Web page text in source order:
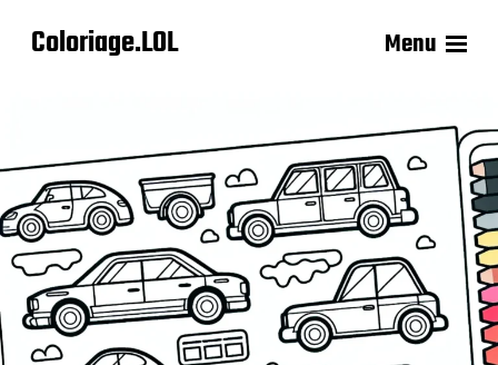
Coloriage.LOL Menu